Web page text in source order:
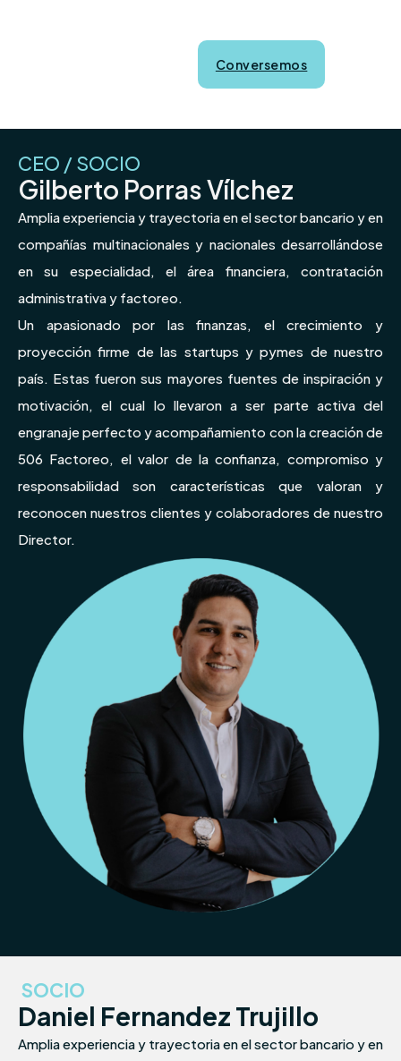
Conversemos
CEO / SOCIO
Gilberto Porras Vílchez
Amplia experiencia y trayectoria en el sector bancario y en
compañías multinacionales y nacionales desarrollándose
en su especialidad, el área financiera, contratación
administrativa y factoreo.
Un apasionado por las finanzas, el crecimiento y
proyección firme de las startups y pymes de nuestro
país. Estas fueron sus mayores fuentes de inspiración y
motivación, el cual lo llevaron a ser parte activa del
engranaje perfecto y acompañamiento con la creación de
506 Factoreo, el valor de la confianza, compromiso y
responsabilidad son características que valoran y
reconocen nuestros clientes y colaboradores de nuestro
Director.
SOCIO
Daniel Fernandez Trujillo
Amplia experiencia y trayectoria en el sector bancario y en